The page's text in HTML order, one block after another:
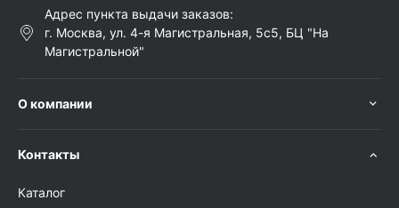
Адрес пункта выдачи заказов:
г. Москва, ул. 4-я Магистральная, 5с5, БЦ "На
Магистральной"
О компании
Контакты
Каталог